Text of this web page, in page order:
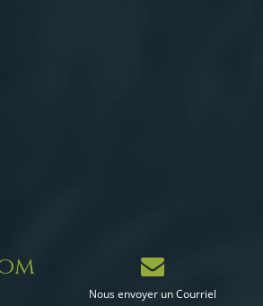
Nous envoyer un Courriel